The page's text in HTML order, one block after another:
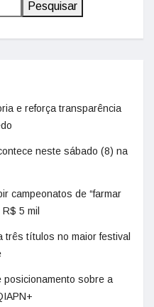
Pesquisar
e reforça transparência
neste sábado (8) na
campeonatos de “farmar
5 mil
três títulos no maior festival
posicionamento sobre a